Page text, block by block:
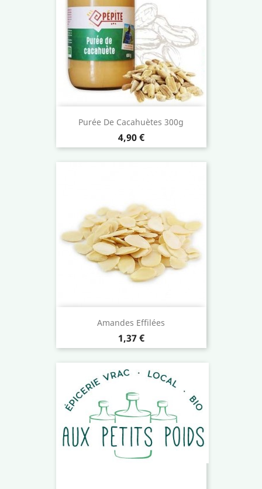
Purée De Cacahuètes 300g
Prix
4,90 €
Amandes Effilées
Prix
1,37 €